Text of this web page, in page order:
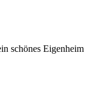
schönes